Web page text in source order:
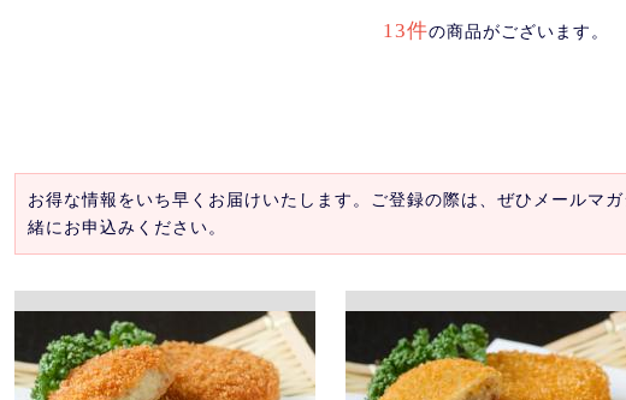
13件の商品がございます。
お得な情報をいち早くお届けいたします。ご登録の際は、ぜひメールマ
緒にお申込みください。